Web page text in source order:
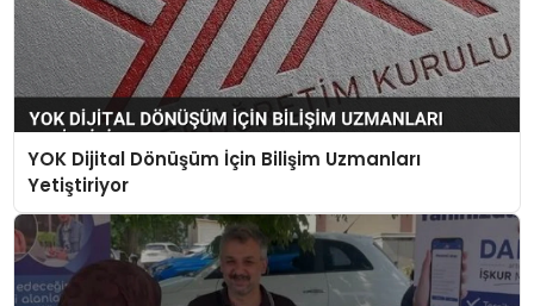
YOK Dijital Dönüşüm İçin Bilişim Uzmanları
Yetiştiriyor